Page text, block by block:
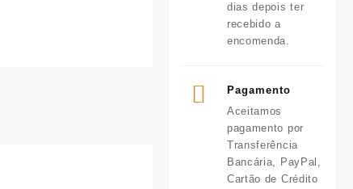
dias depois ter
recebido a
encomenda.
Pagamento
Aceitamos
pagamento por
Transferência
Bancária, PayPal,
Cartão de Crédito